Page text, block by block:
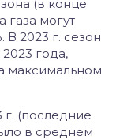
(в конце
газа могут
2023 г. сезон
года,
максимальном
(последние
в среднем